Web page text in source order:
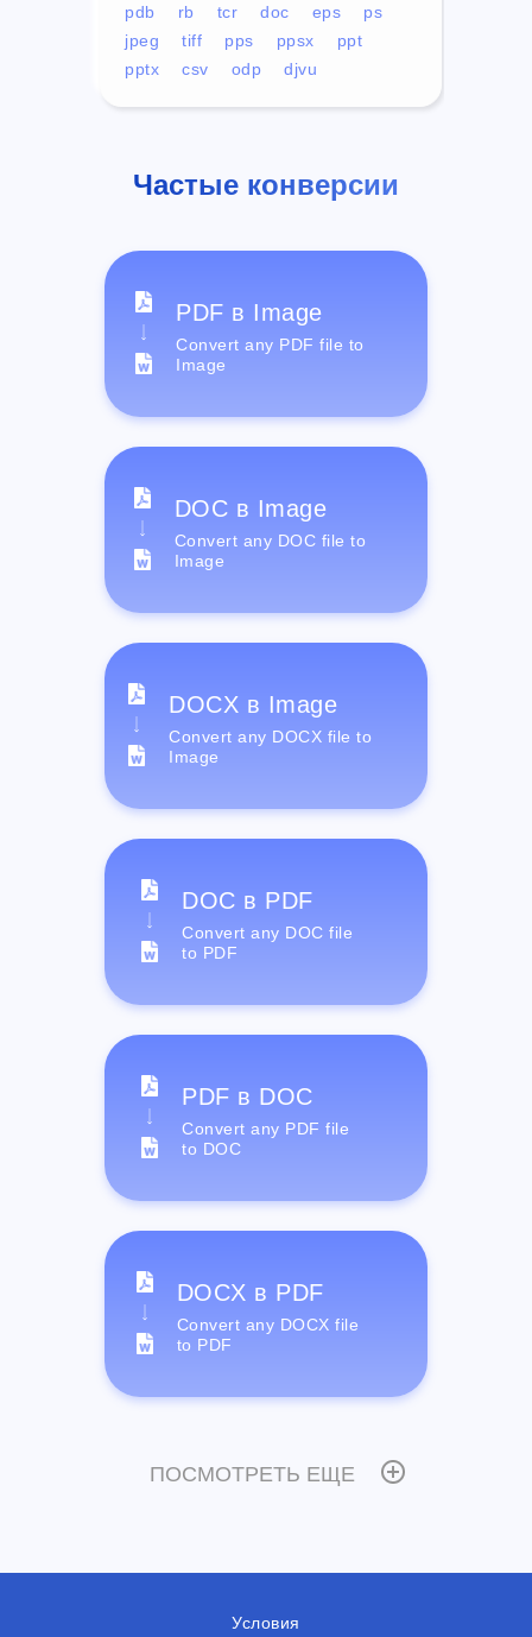
pdb
rb tcr doc eps
ps
jpeg
tiff pps ppsx
ppt
pptx
csv odp djvu
Частые конверсии
PDF в Image
Convert any PDF file to
Image
DOC в Image
Convert any DOC file to
Image
DOCX в Image
Convert any DOCX file to
Image
DOC в PDF
Convert any DOC file
to PDF
PDF в DOC
Convert any PDF file
to DOC
DOCX в PDF
Convert any DOCX file
to PDF
ПОСМОТРЕТЬ ЕЩЕ
Условия